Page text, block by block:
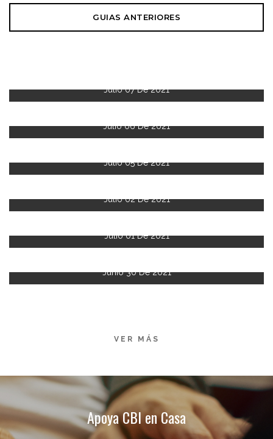
GUIAS ANTERIORES
Julio 07 De 2021
Julio 06 De 2021
Julio 05 De 2021
Julio 02 De 2021
Julio 01 De 2021
Junio 30 De 2021
VER MÁS
Apoya CBI en Casa